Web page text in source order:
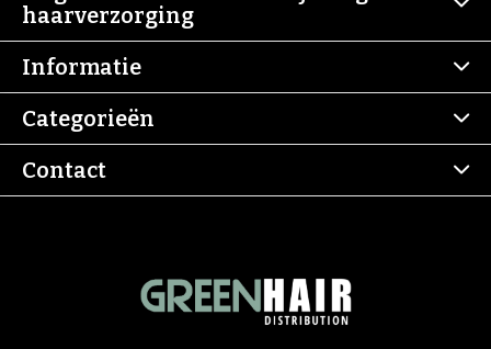
haarverzorging
Informatie
Categorieën
Contact